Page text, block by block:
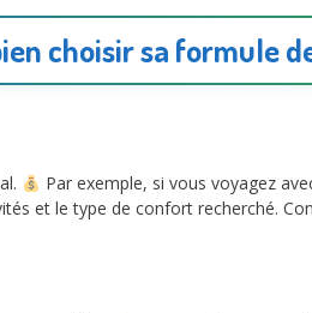
choisir sa formule
Par exemple, si vous voyagez
et le type de confort recherché.